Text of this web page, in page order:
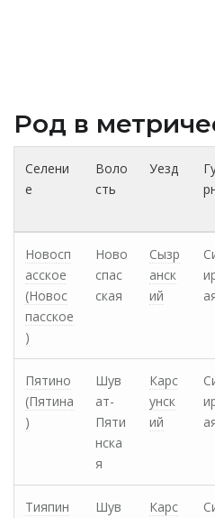
Род в
Селени
е
Воло
сть
Уезд
Новосп
асское
(Новос
пасское
)
Ново
спас
ская
Сызр
анск
ий
Пятино
(Пятина
)
Шув
ат-
Пяти
нска
я
Карс
унск
ий
Тияпин
Шув
Карс